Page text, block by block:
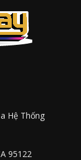
Hệ Thống
95122